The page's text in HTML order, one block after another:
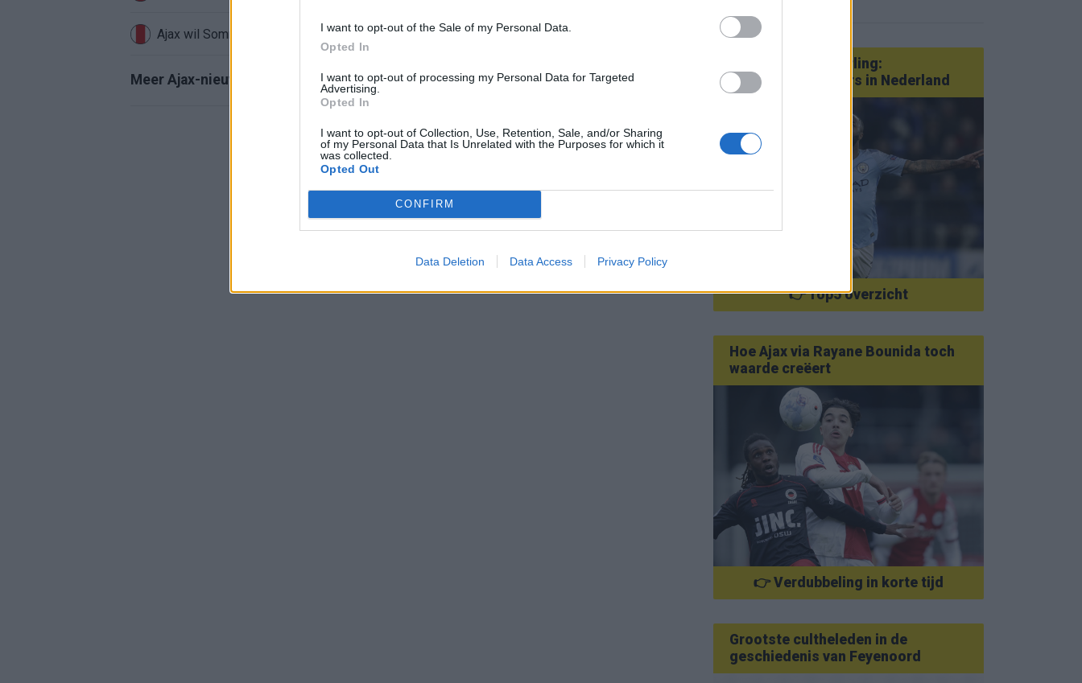
I want to opt-out of the Sale of my Personal Data.
Opted In
I want to opt-out of processing my Personal Data for Targeted
Advertising.
Opted In
I want to opt-out of Collection, Use, Retention, Sale, and/or Sharing
of my Personal Data that Is Unrelated with the Purposes for which it
was collected.
Opted Out
CONFIRM
Data Deletion Data Access Privacy Policy
Ajax wil Sommer, maar Club Brugge mengt zich
Meer Ajax-nieuws
Van Götze tot Sterling:
statementtransfers in Nederland
👉 Top5 overzicht
Hoe Ajax via Rayane Bounida toch
waarde creëert
👉 Verdubbeling in korte tijd
Grootste cultheleden in de
geschiedenis van Feyenoord